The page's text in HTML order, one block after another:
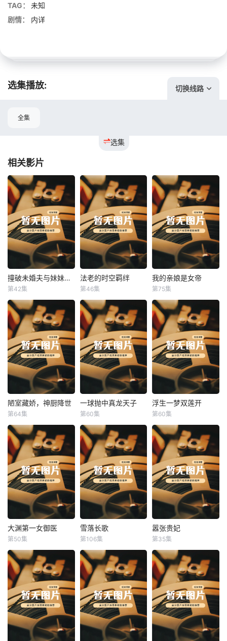
TAG：
未知
剧情：
内详
选集播放: 切换线路
选集
全集
相关影片
撞破未婚夫与妹妹打野战 撞破未婚夫与妹妹打野战
第42集
法老的时空羁绊
法老的时空羁绊
第46集
我的亲娘是女帝
我的亲娘是女帝
第75集
陋室藏娇，神厨降世
陋室藏娇，神厨降世
第64集
一球抛中真龙天子
一球抛中真龙天子
第60集
浮生一梦双莲开
浮生一梦双莲开
第60集
大渊第一女御医
大渊第一女御医
第50集
雪落长歌
雪落长歌
第106集
嚣张贵妃
嚣张贵妃
第35集